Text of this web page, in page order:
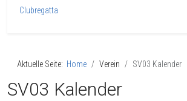
Clubregatta
Aktuelle Seite: Home Verein SV03 Kalender
SV03 Kalender